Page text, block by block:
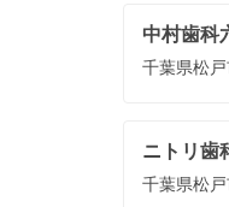
中村歯科
千葉県松
ニトリ歯
千葉県松